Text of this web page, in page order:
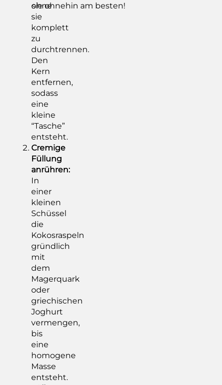
ohne
sie
komplett
zu
durchtrennen.
Den
Kern
entfernen,
sodass
eine
kleine
“Tasche”
entsteht.
Cremige
Füllung
anrühren:
In
einer
kleinen
Schüssel
die
Kokosraspeln
gründlich
mit
dem
Magerquark
oder
griechischen
Joghurt
vermengen,
bis
eine
homogene
Masse
entsteht.
sie ohnehin am besten!